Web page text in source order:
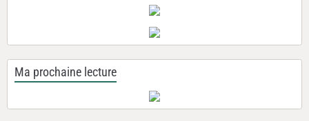
Ma prochaine lecture